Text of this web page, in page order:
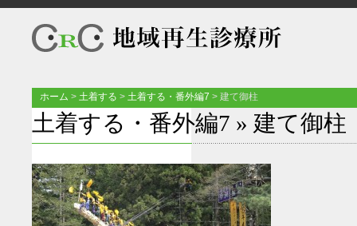
ホーム > 土着する > 土着する・番外編7 > 建て御柱
土着する・番外編7 » 建て御柱